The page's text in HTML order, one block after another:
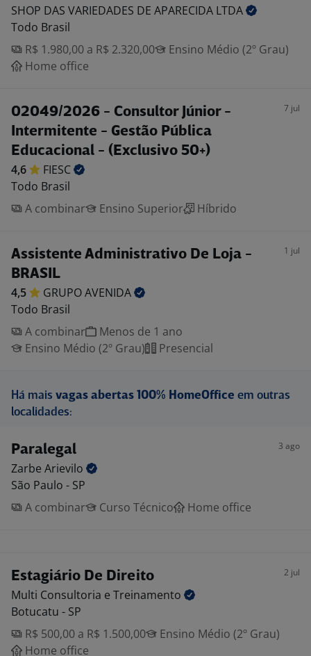
SHOP DAS VARIEDADES DE APARECIDA LTDA
Todo Brasil
R$ 1.980,00 a R$ 2.320,00
Ensino Médio (2º Grau)
Home office
02049/2026 - Consultor Júnior -
Intermitente - Gestão Pública
Educacional - (Exclusivo 50+)
7 jul
4,6
FIESC
Todo Brasil
A combinar
Ensino Superior Híbrido
Assistente Administrativo De Loja -
BRASIL
1 jul
4,5 GRUPOAVENIDA
Todo Brasil
A combinar
Menos de 1 ano
Ensino Médio (2º Grau)
Presencial
Há mais vagas abertas 100% HomeOffice em outras
localidades:
Paralegal 3 ago
Zarbe Arievilo
São Paulo - SP
A combinar
Curso Técnico Home office
Estagiário De Direito 2 jul
Multi Consultoria e Treinamento
Botucatu - SP
R$ 500,00 a R$ 1.500,00
Ensino Médio (2º Grau)
Home office